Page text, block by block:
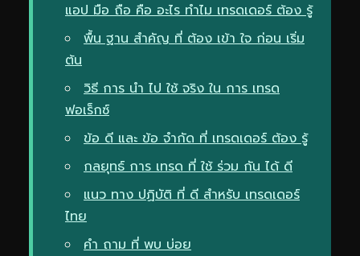
แอป มือ ถือ คือ อะไร ทำไม เทรดเดอร์ ต้อง รู้
พื้น ฐาน สำคัญ ที่ ต้อง เข้า ใจ ก่อน เริ่ม
ต้น
วิธี การ นำ ไป ใช้ จริง ใน การ เทรด
ฟอเร็กซ์
ข้อ ดี และ ข้อ จำกัด ที่ เทรดเดอร์ ต้อง รู้
กลยุทธ์ การ เทรด ที่ ใช้ ร่วม กัน ได้ ดี
แนว ทาง ปฏิบัติ ที่ ดี สำหรับ เทรดเดอร์
ไทย
คำ ถาม ที่ พบ บ่อย